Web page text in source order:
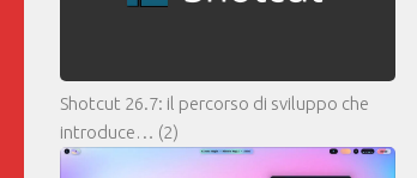
Shotcut 26.7: il percorso di sviluppo che
introduce… (2)